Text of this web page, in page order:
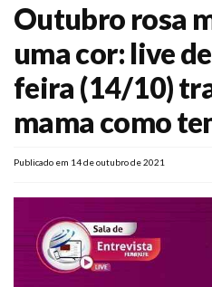
Outubro rosa
uma cor: live
feira (14/10)
mama como
Publicado em 14 de outubro de 2021
O Sindicato
Agenda
Casa do Alto
Nossos Convênios
Gympass Wellhub
Assistência Funeral
Pós-graduação